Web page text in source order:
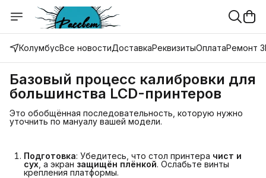
КолумбусВсе новостиДоставкаРеквизитыОплатаРемонт
Базовый процесс калибровки для
большинства LCD-принтеров
Это обобщённая последовательность, которую нужно
уточнить по мануалу вашей модели.
Подготовка: Убедитесь, что стол принтера чист и
сух, а экран защищён плёнкой. Ослабьте винты
крепления платформы.